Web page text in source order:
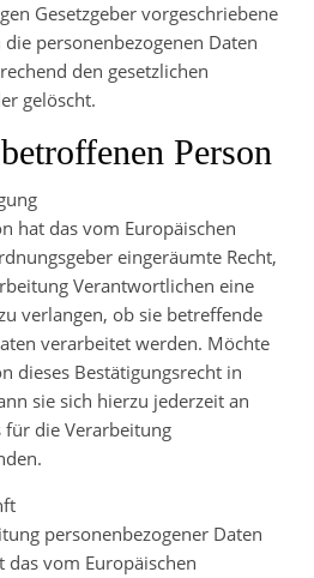
Gesetzgeber vorgeschriebene
personenbezogenen Daten
den gesetzlichen
gelöscht.
Person
hat das vom Europäischen
eingeräumte Recht,
Verantwortlichen eine
verlangen, ob sie betreffende
verarbeitet werden. Möchte
dieses Bestätigungsrecht in
sie sich hierzu jederzeit an
die Verarbeitung
personenbezogener Daten
das vom Europäischen